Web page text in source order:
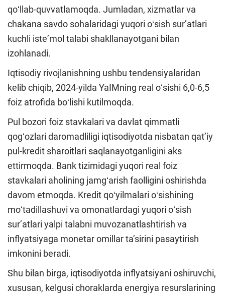
qoʻllab-quvvatlamoqda. Jumladan, xizmatlar va
chakana savdo sohalaridagi yuqori oʻsish surʼatlari
kuchli isteʼmol talabi shakllanayotgani bilan
izohlanadi.
Iqtisodiy rivojlanishning ushbu tendensiyalaridan
kelib chiqib, 2024-yilda YaIMning real oʻsishi 6,0-6,5
foiz atrofida boʻlishi kutilmoqda.
Pul bozori foiz stavkalari va davlat qimmatli
qogʻozlari daromadliligi iqtisodiyotda nisbatan qatʼiy
pul-kredit sharoitlari saqlanayotganligini aks
ettirmoqda. Bank tizimidagi yuqori real foiz
stavkalari aholining jamgʻarish faolligini oshirishda
davom etmoqda. Kredit qoʻyilmalari oʻsishining
moʻtadillashuvi va omonatlardagi yuqori oʻsish
surʼatlari yalpi talabni muvozanatlashtirish va
inflyatsiyaga monetar omillar taʼsirini pasaytirish
imkonini beradi.
Shu bilan birga, iqtisodiyotda inflyatsiyani oshiruvchi,
xususan, kelgusi choraklarda energiya resurslarining